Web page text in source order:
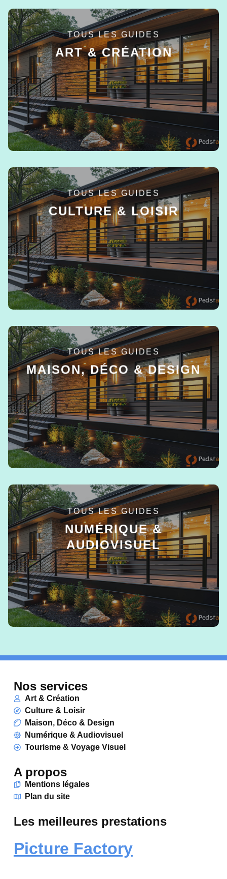
TOUS LES GUIDES
ART & CRÉATION
EN SAVOIR +
TOUS LES GUIDES
CULTURE & LOISIR
EN SAVOIR +
TOUS LES GUIDES
MAISON, DÉCO & DESIGN
EN SAVOIR +
TOUS LES GUIDES
NUMÉRIQUE &
AUDIOVISUEL
EN SAVOIR +
Picture Factory
Nos services
Art & Création
Culture & Loisir
Maison, Déco & Design
Numérique & Audiovisuel
Tourisme & Voyage Visuel
A propos
Mentions légales
Plan du site
Les meilleures prestations